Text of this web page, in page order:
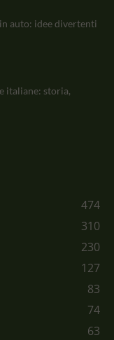
auto: idee divertenti
italiane: storia,
474
310
230
127
83
74
63